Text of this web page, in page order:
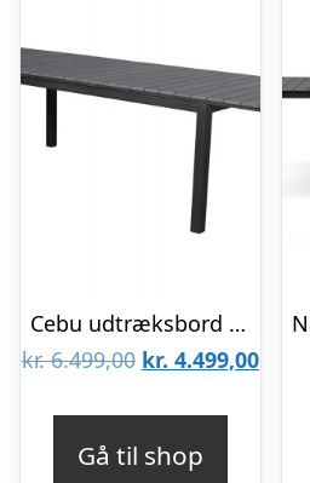
Cebu udtræksbord – 95×200/250/300 cm – Grå
kr.6.499,00 Den
var:
kr. 4.499,00Den
Gå til shop